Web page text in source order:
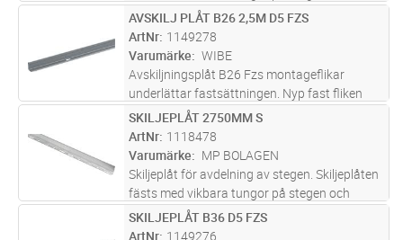
skarvas genom överlappning.
ST Lägg i kundvagn
AVSKILJ PLÅT B26 2,5M D5 FZS
ArtNr 1149278
Varumärke
WIBE
Avskiljningsplåt B26 Fzs montageflikar
underlättar fastsättningen. Nyp fast fliken
runt bottentråden.
ST Lägg i kundvagn
SKILJEPLÅT 2750MM S
ArtNr 1118478
Varumärke
MP BOLAGEN
Skiljeplåt för avdelning av stegen. Skiljeplåten
fästs med vikbara tungor på stegen och
skarvas genom överlappning.
ST Lägg i kundvagn
SKILJEPLÅT B36 D5 FZS
ArtNr 1149276